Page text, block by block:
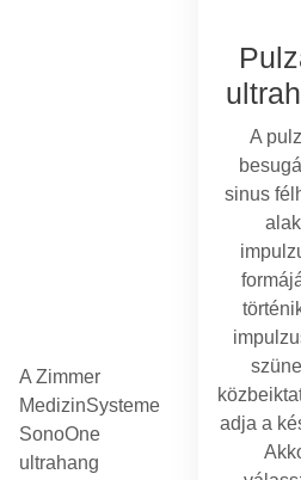
A Zimmer
MedizinSysteme
SonoOne
ultrahang
A
sinus
adja a